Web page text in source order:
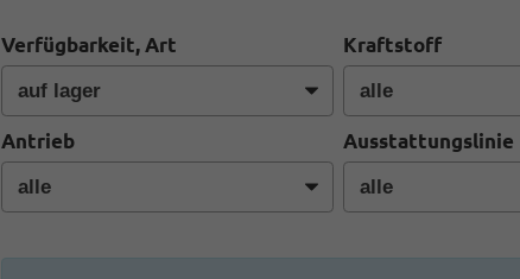
Verfügbarkeit, Art Kraftstoff
Antrieb Ausstattungslinie